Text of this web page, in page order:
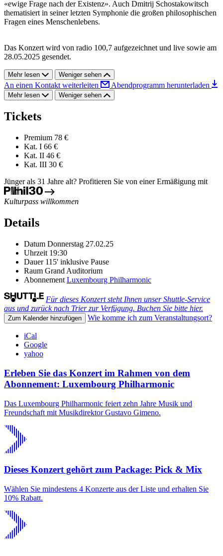
«ewige Frage nach der Existenz». Auch Dmitrij Schostakowitsch
thematisiert in seiner letzten Symphonie die großen philosophischen
Fragen eines Menschenlebens.
Das Konzert wird von radio 100,7 aufgezeichnet und live sowie am
28.05.2025 gesendet.
Mehr lesen Weniger sehen
An einen Kontakt weiterleiten Abendprogramm herunterladen
Mehr lesen Weniger sehen
Tickets
Premium 78 €
Kat. I 66 €
Kat. II 46 €
Kat. III 30 €
Jünger als 31 Jahre alt? Profitieren Sie von einer Ermäßigung mit
Kulturpass willkommen
Details
Datum Donnerstag 27.02.25
Uhrzeit 19:30
Dauer 115' inklusive Pause
Raum Grand Auditorium
Abonnement Luxembourg Philharmonic
Für dieses Konzert steht Ihnen unser Shuttle-Service
aus und zurück nach Trier zur Verfügung. Buchen Sie bitte hier.
Zum Kalender hinzufügen Wie komme ich zum Veranstaltungsort?
iCal
Google
yahoo
Erleben Sie das Konzert im Rahmen von dem
Abonnement: Luxembourg Philharmonic
Das Luxembourg Philharmonic feiert zehn Jahre Musik und
Freundschaft mit Musikdirektor Gustavo Gimeno.
Dieses Konzert gehört zum Package: Pick & Mix
Wählen Sie mindestens 4 Konzerte aus der Liste und erhalten Sie
10% Rabatt.